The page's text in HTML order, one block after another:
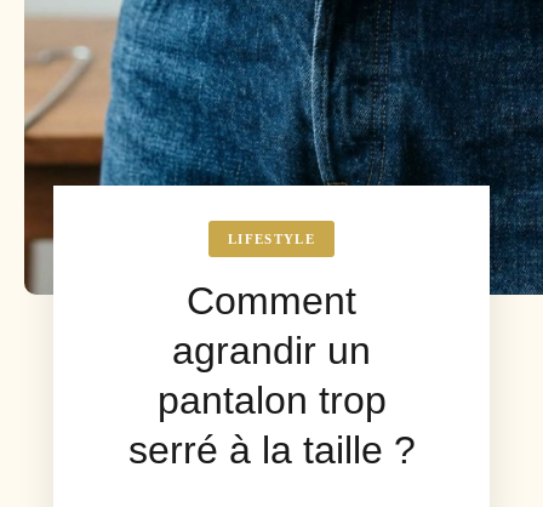
LIFESTYLE
Comment
agrandir un
pantalon trop
serré à la taille ?